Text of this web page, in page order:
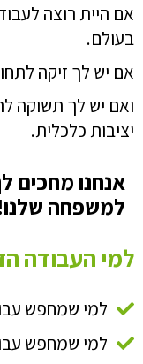
אם היית רוצה
בעולם.
אם יש לך זיקה
ואם יש לך תשוקה
יציבות כלכלית.
אנחנו מחכים
למשפחה
למי העבודה
למי שמחפש
למי שמחפש